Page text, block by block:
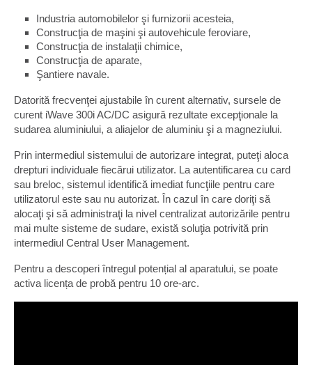
Industria automobilelor şi furnizorii acesteia,
Construcţia de maşini şi autovehicule feroviare,
Construcţia de instalaţii chimice,
Construcţia de aparate,
Şantiere navale.
Datorită frecvenţei ajustabile în curent alternativ, sursele de
curent iWave 300i AC/DC asigură rezultate excepţionale la
sudarea aluminiului, a aliajelor de aluminiu şi a magneziului.
Prin intermediul sistemului de autorizare integrat, puteţi aloca
drepturi individuale fiecărui utilizator. La autentificarea cu card
sau breloc, sistemul identifică imediat funcţiile pentru care
utilizatorul este sau nu autorizat. În cazul în care doriţi să
alocaţi şi să administraţi la nivel centralizat autorizările pentru
mai multe sisteme de sudare, există soluţia potrivită prin
intermediul Central User Management.
Pentru a descoperi întregul potențial al aparatului, se poate
activa licența de probă pentru 10 ore-arc.